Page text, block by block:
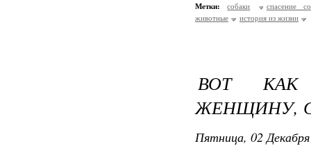
Метки: собаки
спасение
животные
история из жизни
ВОТ КАК
ЖЕНЩИНУ,
Пятница, 02